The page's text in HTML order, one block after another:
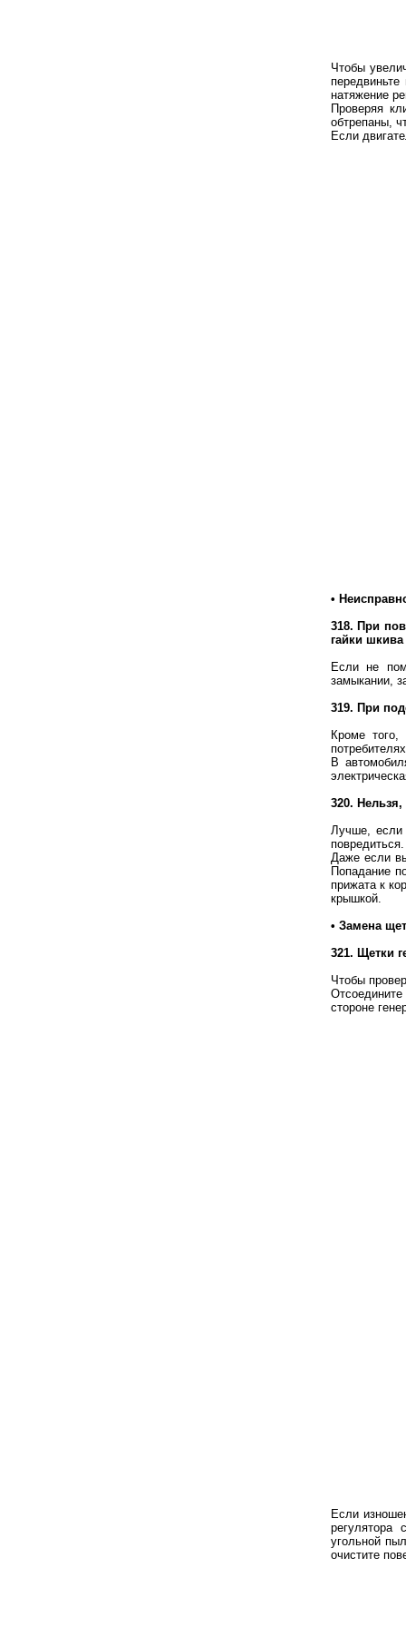
Чтобы
натяжение
Проверяя
обтрепаны,
Если
•
318. При
гайки шкива
Если не
замыкании,
319. При
Кроме того,
В
320.
Лучше, если
повредиться.
Даже если
Попадание
прижата к
крышкой.
• Замена
321. Щетки
Чтобы
стороне
Если
регулятора
угольной
очистите